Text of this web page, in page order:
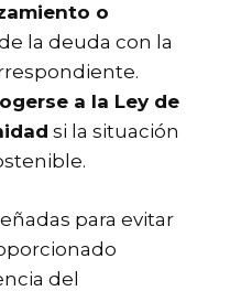
o
la deuda con la
a la Ley de
si la situación
para evitar
del